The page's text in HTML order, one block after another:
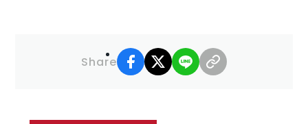
Share
facebook
X LINE